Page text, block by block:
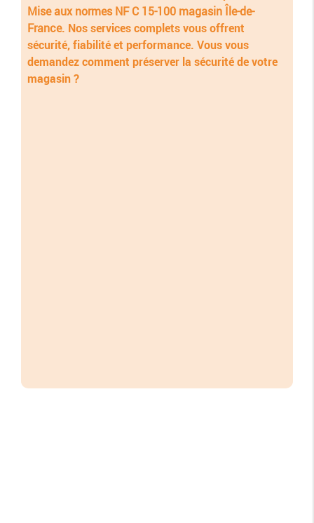
Mise aux normes NF C 15-100 magasin Île-de-
France. Nos services complets vous offrent
sécurité, fiabilité et performance. Vous vous
demandez comment préserver la sécurité de votre
magasin ?